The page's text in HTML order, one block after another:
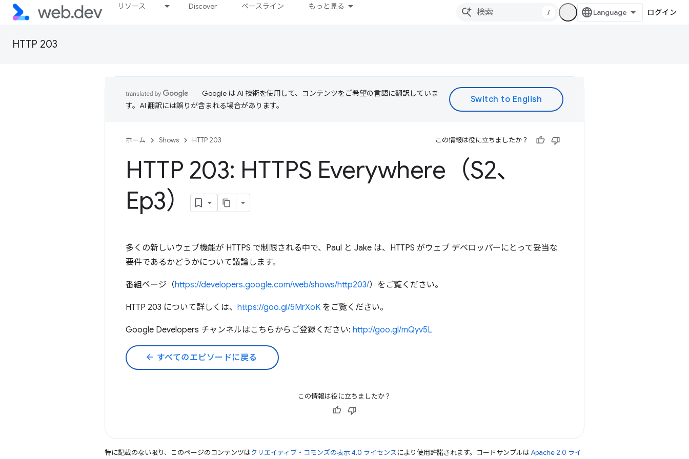
リソース Discover ベースライン もっと見る
/ ログイン
HTTP 203
Google は AI 技術を使用して、コンテンツをご希望の言語に翻訳していま
す。AI 翻訳には誤りが含まれる場合があります。
ホーム Shows HTTP 203 この情報は役に立ちましたか？
HTTP 203: HTTPS Everywhere（S2、
Ep3）
多くの新しいウェブ機能が HTTPS で制限される中で、Paul と Jake は、HTTPS がウェブ デベロッパーにとって妥当な
要件であるかどうかについて議論します。
番組ページ（https://developers.google.com/web/shows/http203/）をご覧ください。
HTTP 203 について詳しくは、 https://goo.gl/5MrXoK をご覧ください。
Google Developers チャンネルはこちらからご登録ください: http://goo.gl/mQyv5L
arrow_back すべてのエピソードに戻る
この情報は役に立ちましたか？
特に記載のない限り、このページのコンテンツはクリエイティブ・コモンズの表示 4.0 ライセンスにより使用許諾されます。コードサンプルは Apache 2.0 ライ